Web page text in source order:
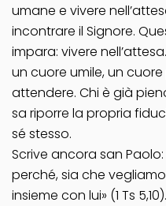
umane e vivere
incontrare il Signore.
impara: vivere
un cuore umile, un
attendere. Chi è già
sa riporre la propria
sé stesso.
Scrive ancora san
perché, sia che
insieme con lui» (1 Ts